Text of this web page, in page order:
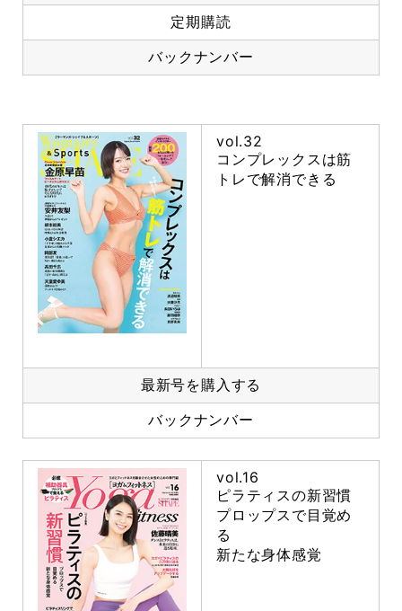
定期購読
バックナンバー
vol.32
コンプレックスは筋
トレで解消できる
最新号を購入する
バックナンバー
vol.16
ピラティスの新習慣
プロップスで目覚め
る
新たな身体感覚